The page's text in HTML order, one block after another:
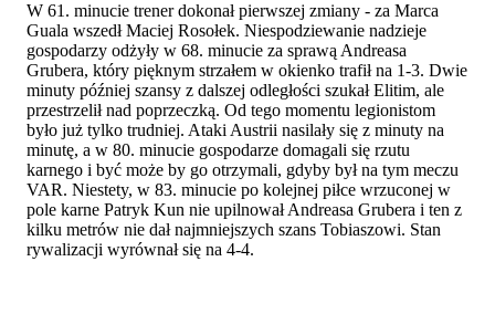
W 61. minucie trener dokonał pierwszej zmiany - za Marca
Guala wszedł Maciej Rosołek. Niespodziewanie nadzieje
gospodarzy odżyły w 68. minucie za sprawą Andreasa
Grubera, który pięknym strzałem w okienko trafił na 1-3. Dwie
minuty później szansy z dalszej odległości szukał Elitim, ale
przestrzelił nad poprzeczką. Od tego momentu legionistom
było już tylko trudniej. Ataki Austrii nasilały się z minuty na
minutę, a w 80. minucie gospodarze domagali się rzutu
karnego i być może by go otrzymali, gdyby był na tym meczu
VAR. Niestety, w 83. minucie po kolejnej piłce wrzuconej w
pole karne Patryk Kun nie upilnował Andreasa Grubera i ten z
kilku metrów nie dał najmniejszych szans Tobiaszowi. Stan
rywalizacji wyrównał się na 4-4.